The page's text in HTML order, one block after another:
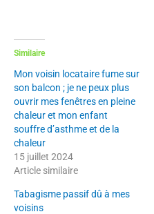
Similaire
Mon voisin locataire fume sur
son balcon ; je ne peux plus
ouvrir mes fenêtres en pleine
chaleur et mon enfant
souffre d’asthme et de la
chaleur
15 juillet 2024
Article similaire
Tabagisme passif dû à mes
voisins